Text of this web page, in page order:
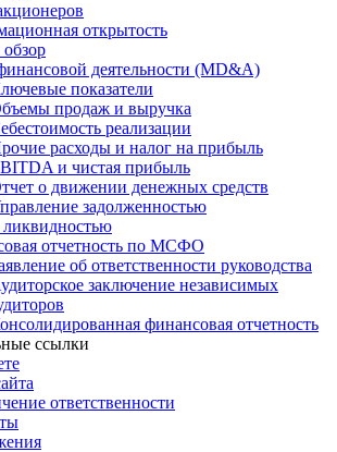
открытость
деятельности (MD&A)
показатели
продаж и выручка
реализации
расходы и налог на прибыль
и чистая прибыль
о движении денежных средств
задолженностью
отчетность по МСФО
об ответственности руководства
заключение независимых
финансовая отчетность
ссылки
ответственности